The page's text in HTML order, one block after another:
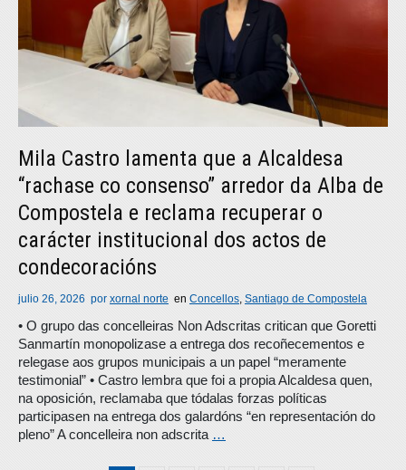
Mila Castro lamenta que a Alcaldesa
“rachase co consenso” arredor da Alba de
Compostela e reclama recuperar o
carácter institucional dos actos de
condecoracións
julio 26, 2026 por xornal norte en Concellos Santiago de Compostela
• O grupo das concelleiras Non Adscritas critican que Goretti
Sanmartín monopolizase a entrega dos recoñecementos e
relegase aos grupos municipais a un papel “meramente
testimonial” • Castro lembra que foi a propia Alcaldesa quen,
na oposición, reclamaba que tódalas forzas políticas
participasen na entrega dos galardóns “en representación do
pleno” A concelleira non adscrita …